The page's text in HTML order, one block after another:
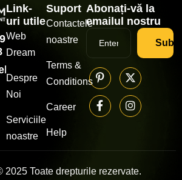
Link-
uri utile
Web
Dream
Despre
Noi
Serviciile
noastre
Suport
Contactele
noastre
Terms &
Conditions
Career
Help
Abonați-vă la
emailul nostru
2025 Toate drepturile rezervate.